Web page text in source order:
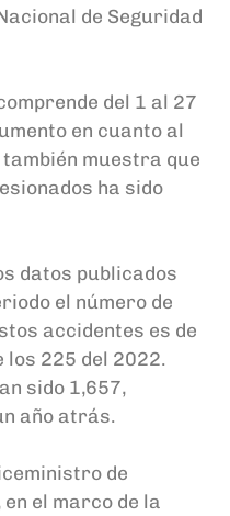
de Seguridad
del 1 al 27
en cuanto al
muestra que
ha sido
datos publicados
el número de
accidentes es de
los 225 del 2022.
sido 1,657,
año atrás.
de
el marco de la